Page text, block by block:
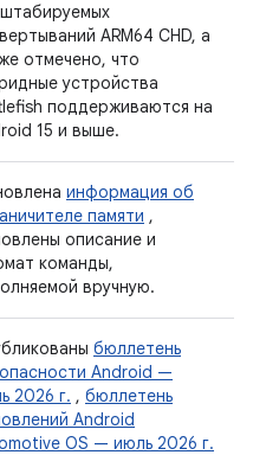
ARM64 CHD, а
отмечено, что
устройства
поддерживаются на
15 и выше.
​​информация об
памяти ,
описание и
команды,
вручную.
бюллетень
Android —
2026 г. , бюллетень
Android
OS — июль 2026 г.